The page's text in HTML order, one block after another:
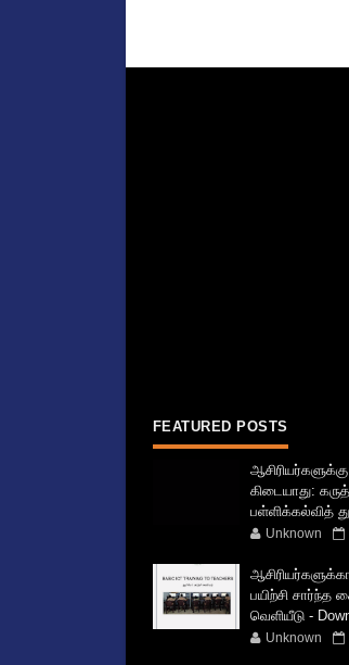
FEATURED POSTS
கிடையாது:
பள்ளிக்கல்வித்
Unknown
பயிற்சி சார்ந்த
வெளியீடு -
Unknown